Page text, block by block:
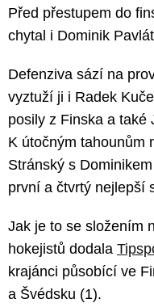
Před přestupem do
chytal i Dominik
Defenziva sází na
vyztuží ji i Radek
posily z Finska a také
K útočným tahounům
Stránský s
první a čtvrtý nejlepší
Jak je to se složením
hokejistů dodala
krajánci působící ve
a Švédsku (1).